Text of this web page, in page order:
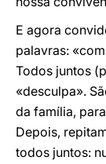
E agora
palavras:
Todos juntos
«desculpa».
da família,
Depois,
todos juntos: